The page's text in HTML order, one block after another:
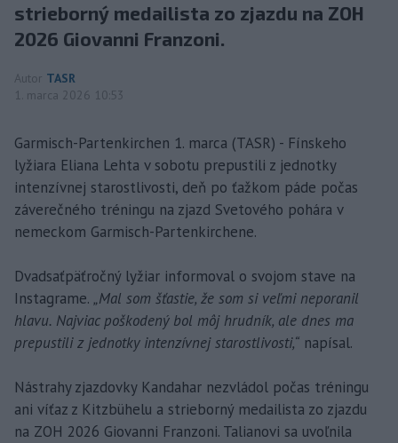
strieborný medailista zo zjazdu na ZOH
2026 Giovanni Franzoni.
Autor TASR
1. marca 2026 10:53
Garmisch-Partenkirchen 1. marca (TASR) - Fínskeho
lyžiara Eliana Lehta v sobotu prepustili z jednotky
intenzívnej starostlivosti, deň po ťažkom páde počas
záverečného tréningu na zjazd Svetového pohára v
nemeckom Garmisch-Partenkirchene.
Dvadsaťpäťročný lyžiar informoval o svojom stave na
Instagrame. „Mal som šťastie, že som si veľmi neporanil
hlavu. Najviac poškodený bol môj hrudník, ale dnes ma
prepustili z jednotky intenzívnej starostlivosti,“ napísal.
Nástrahy zjazdovky Kandahar nezvládol počas tréningu
ani víťaz z Kitzbühelu a strieborný medailista zo zjazdu
na ZOH 2026 Giovanni Franzoni. Talianovi sa uvoľnila